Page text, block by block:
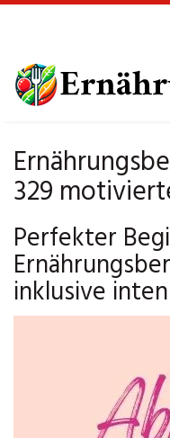
main
content
329
Perfekter
inklusive